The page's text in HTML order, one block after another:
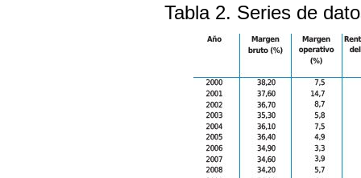
Tabla 2. Series de